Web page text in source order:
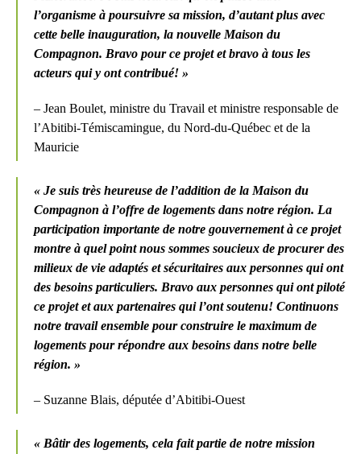
l’organisme à poursuivre sa mission, d’autant plus avec
cette belle inauguration, la nouvelle Maison du
Compagnon. Bravo pour ce projet et bravo à tous les
acteurs qui y ont contribué! »
– Jean Boulet, ministre du Travail et ministre responsable de
l’Abitibi-Témiscamingue, du Nord-du-Québec et de la
Mauricie
« Je suis très heureuse de l’addition de la Maison du
Compagnon à l’offre de logements dans notre région. La
participation importante de notre gouvernement à ce projet
montre à quel point nous sommes soucieux de procurer des
milieux de vie adaptés et sécuritaires aux personnes qui ont
des besoins particuliers. Bravo aux personnes qui ont piloté
ce projet et aux partenaires qui l’ont soutenu! Continuons
notre travail ensemble pour construire le maximum de
logements pour répondre aux besoins dans notre belle
région. »
– Suzanne Blais, députée d’Abitibi-Ouest
« Bâtir des logements, cela fait partie de notre mission